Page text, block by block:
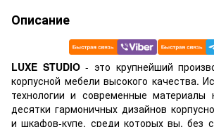
Описание
LUXE STUDIO- это крупнейший
корпусной мебели высокого качества.
технологии и современные материалы
десятки гармоничных дизайнов
и шкафов-купе, среди которых вы, без